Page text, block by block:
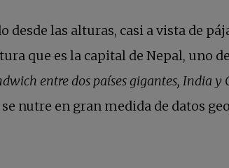
desde las alturas, casi a vista de
que es la capital de Nepal, uno
entre dos países gigantes, India y
nutre en gran medida de datos